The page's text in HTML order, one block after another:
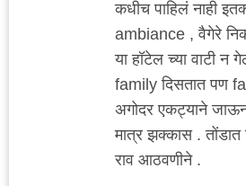
कधीच पाहिलं नाही
ambiance , वैगेरे
या हॉटेल च्या वाटी
family दिसतात पण
अगोदर एकट्याने
मात्र झक्कास .
राव आठवणीने .